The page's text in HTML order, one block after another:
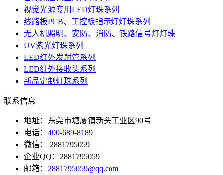
视觉光源专用LED灯珠系列
线路板PCB、工控板指示灯灯珠系列
无人机照明、安防、消防、铁路信号灯灯珠
UV紫光灯珠系列
LED红外发射管系列
LED红外接收头系列
新品定制灯珠系列
联系信息
地址：东莞市塘厦镇新头工业区90号
电话： 400-689-8189
微信： 2881795059
企业QQ：2881795059
邮箱： 2881795059@qq.com